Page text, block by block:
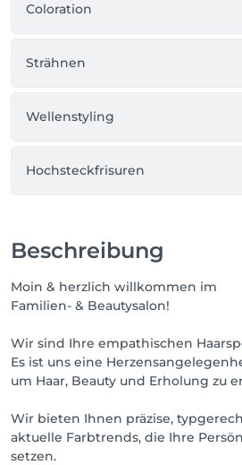
Coloration
Strähnen
Wellenstyling
Hochsteckfrisuren
Beschreibung
Moin & herzlich willkommen im
Familien- & Beautysalon!
Wir sind Ihre empathischen
Es ist uns eine
um Haar, Beauty und Erholung zu
Wir bieten Ihnen präzise,
aktuelle Farbtrends, die Ihre
setzen.